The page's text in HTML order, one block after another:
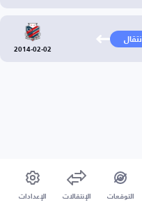
انتقال
2014-02-02
التوقعات الإنتقالات الإعدادات